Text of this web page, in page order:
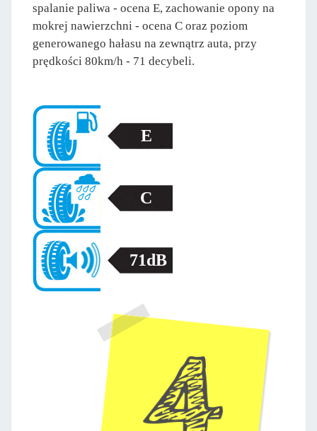
spalanie paliwa - ocena E, zachowanie opony na
mokrej nawierzchni - ocena C oraz poziom
generowanego hałasu na zewnątrz auta, przy
prędkości 80km/h - 71 decybeli.
E
C
71dB